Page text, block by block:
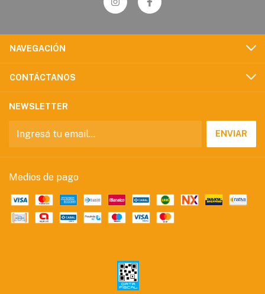
NAVEGACIÓN
CONTÁCTANOS
NEWSLETTER
Medios de pago